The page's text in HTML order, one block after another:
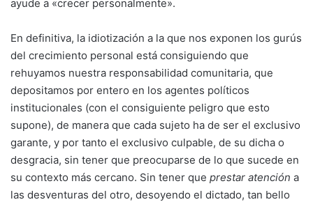
ayude a «crecer personalmente».
En definitiva, la idiotización a la que nos exponen los gurús
del crecimiento personal está consiguiendo que
rehuyamos nuestra responsabilidad comunitaria, que
depositamos por entero en los agentes políticos
institucionales (con el consiguiente peligro que esto
supone), de manera que cada sujeto ha de ser el exclusivo
garante, y por tanto el exclusivo culpable, de su dicha o
desgracia, sin tener que preocuparse de lo que sucede en
su contexto más cercano. Sin tener que prestar atención a
las desventuras del otro, desoyendo el dictado, tan bello